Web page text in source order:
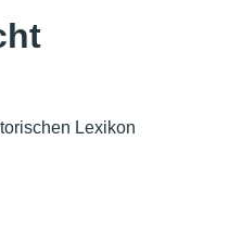
Lexikon